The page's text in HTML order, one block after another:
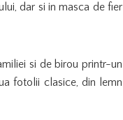
dar si in masca de fier
si de birou printr-un
fotolii clasice, din lemn